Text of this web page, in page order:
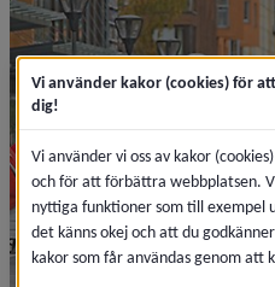
Vi använder kakor (cookies) för
dig!
Vi använder vi oss av kakor
och för att förbättra webbplatsen.
nyttiga funktioner som till exempel
det känns okej och att du
kakor som får användas genom att